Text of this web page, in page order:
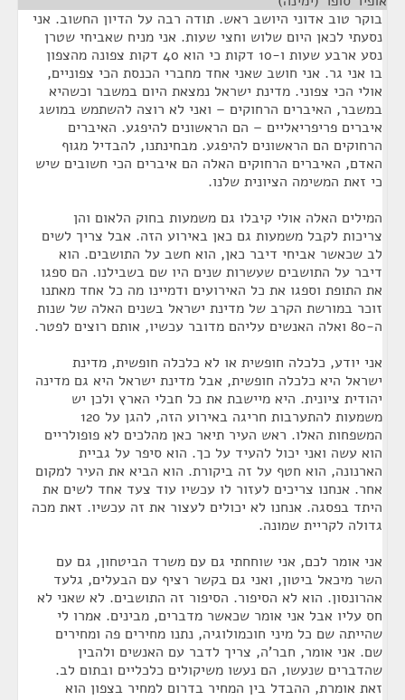
בוקר טוב אדוני היושב ראש. תודה רבה על הדיון החשוב. אני
נסעתי לכאן היום שלוש וחצי שעות. אני מניח שאביחי שטרן
נסע ארבע שעות ו-10 דקות כי הוא 40 דקות צפונה מהצפון
בו אני גר. אני חושב שאני אחד מחברי הכנסת הכי צפוניים,
אולי הכי צפוני. מדינת ישראל נמצאת היום במשבר וכשהיא
במשבר, האיברים הרחוקים – ואני לא רוצה להשתמש במושג
איברים פריפריאליים – הם הראשונים להיפגע. האיברים
הרחוקים הם הראשונים להיפגע. מבחינתנו, להבדיל מגוף
האדם, האיברים הרחוקים האלה הם איברים הכי חשובים שיש
כי זאת המשימה הציונית שלנו.
המילים האלה אולי קיבלו גם משמעות בחוק הלאום והן
צריכות לקבל משמעות גם כאן באירוע הזה. אבל צריך לשים
לב שכאשר אביחי דיבר כאן, הוא חשב על התושבים. הוא
דיבר על התושבים שעשרות שנים היו שם בשבילנו. הם ספגו
את התופת וספגו את כל האירועים ודמיינו מה כל אחד מאתנו
זוכר במורשת הקרב של מדינת ישראל בשנים האלה של שנות
ה-80 ואלה האנשים עליהם מדובר עכשיו, אותם רוצים לפטר.
אני יודע, כלכלה חופשית או לא כלכלה חופשית, מדינת
ישראל היא כלכלה חופשית, אבל מדינת ישראל היא גם מדינה
יהודית ציונית. היא מיישבת את כל חבלי הארץ ולכן יש
משמעות להתערבות חריגה באירוע הזה, להגן על 120
המשפחות האלו. ראש העיר תיאר כאן מהלכים לא פופולריים
הוא עשה ואני יכול להעיד על כך. הוא סיפר על גביית
הארנונה, הוא חטף על זה ביקורת. הוא הביא את העיר למקום
אחר. אנחנו צריכים לעזור לו עכשיו עוד צעד אחד לשים את
היתד בפסגה. אנחנו לא יכולים לעצור את זה עכשיו. זאת מכה
גדולה לקריית שמונה.
אני אומר לכם, אני שוחחתי גם עם משרד הביטחון, גם עם
השר מיכאל ביטון, ואני גם בקשר רציף עם הבעלים, גלעד
אהרונסון. הוא לא הסיפור. הסיפור זה התושבים. לא שאני לא
חס עליו אבל אני אומר שכאשר מדברים, מבינים. אמרו לי
שהייתה שם כל מיני חוכמולוגיה, נתנו מחירים פה ומחירים
שם. אני אומר, חבר'ה, צריך לדבר עם האנשים ולהבין
שהדברים שנעשו, הם נעשו משיקולים כלכליים ובתום לב.
זאת אומרת, ההבדל בין המחיר בדרום למחיר בצפון הוא